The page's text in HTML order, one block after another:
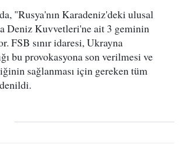
"Rusya'nın Karadeniz'deki ulusal
Deniz Kuvvetleri'ne ait 3 geminin
FSB sınır idaresi, Ukrayna
bu provokasyona son verilmesi ve
sağlanması için gereken tüm